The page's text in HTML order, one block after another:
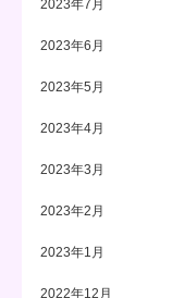
2023年7月
2023年6月
2023年5月
2023年4月
2023年3月
2023年2月
2023年1月
2022年12月